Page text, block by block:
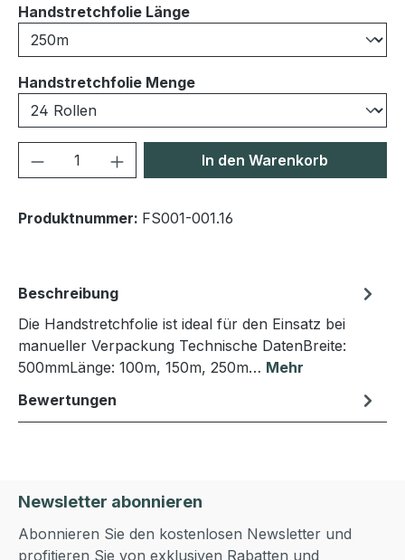
Handstretchfolie Längeauswählen
Handstretchfolie Mengeauswählen
Produkt Anzahl: Gib denIn den Warenkorb
Produktnummer: FS001-001.16
Beschreibung
Die Handstretchfolie ist ideal für den Einsatz bei
manueller Verpackung Technische DatenBreite:
500mmLänge: 100m, 150m, 250m… Mehr
Bewertungen
Newsletter abonnieren
Abonnieren Sie den kostenlosen Newsletter und
profitieren Sie von exklusiven Rabatten und